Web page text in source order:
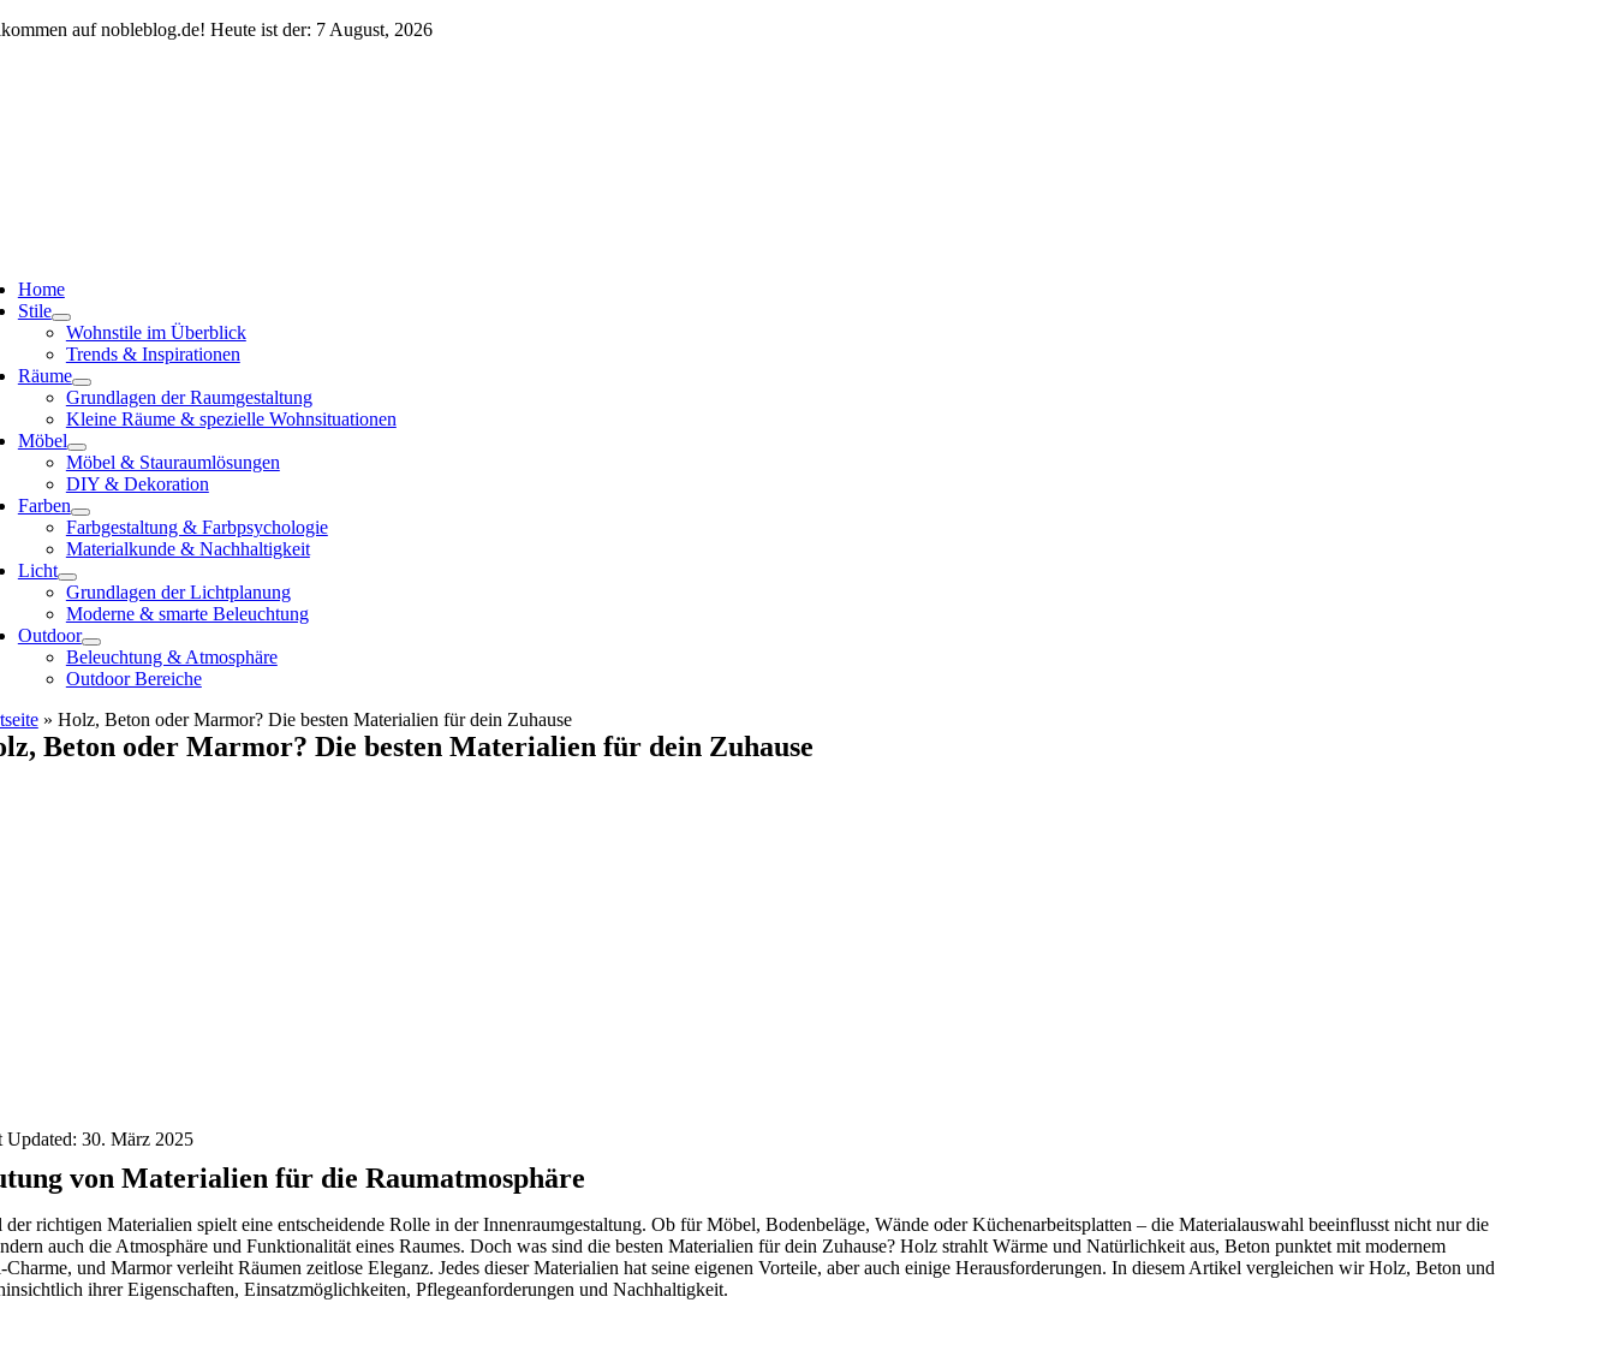
Zum
auf nobleblog.de! Heute ist der: 7 August, 2026
Home
Stile
Wohnstile im Überblick
Trends & Inspirationen
Räume
Grundlagen der Raumgestaltung
Kleine Räume & spezielle Wohnsituationen
Möbel
Möbel & Stauraumlösungen
DIY & Dekoration
Farben
Farbgestaltung & Farbpsychologie
Materialkunde & Nachhaltigkeit
Licht
Grundlagen der Lichtplanung
Moderne & smarte Beleuchtung
Outdoor
Beleuchtung & Atmosphäre
Outdoor Bereiche
» Holz, Beton oder Marmor? Die besten Materialien für dein Zuhause
Beton oder Marmor? Die besten Materialien für dein Zuhause
Updated: 30. März 2025
von Materialien für die Raumatmosphäre
der richtigen Materialien spielt eine entscheidende Rolle in der Innenraumgestaltung. Ob für Möbel, Bodenbeläge, Wände oder Küchenarbeitsplatten – die Materialauswahl beeinflusst nicht nur die
auch die Atmosphäre und Funktionalität eines Raumes. Doch was sind die besten Materialien für dein Zuhause? Holz strahlt Wärme und Natürlichkeit aus, Beton punktet mit modernem
Charme, und Marmor verleiht Räumen zeitlose Eleganz. Jedes dieser Materialien hat seine eigenen Vorteile, aber auch einige Herausforderungen. In diesem Artikel vergleichen wir Holz, Beton und
ihrer Eigenschaften, Einsatzmöglichkeiten, Pflegeanforderungen und Nachhaltigkeit.